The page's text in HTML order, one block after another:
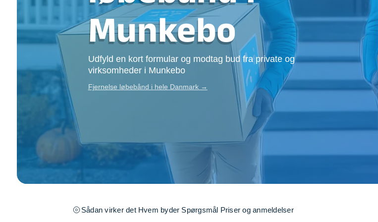
Opsætning af skillevæg
Tømrer
Træfældning
Tunge løft
TV installation og opsætning
Underholdning
Vinduespudsning
Se alle...
Munkebo
Udfyld en kort formular og modtag bud fra private og
virksomheder i Munkebo
Fjernelse løbebånd i hele Danmark →
Sådan virker det Hvem byder Spørgsmål Priser og anmeldelser